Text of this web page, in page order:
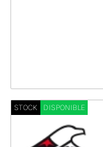
STOCK DISPONIBLE